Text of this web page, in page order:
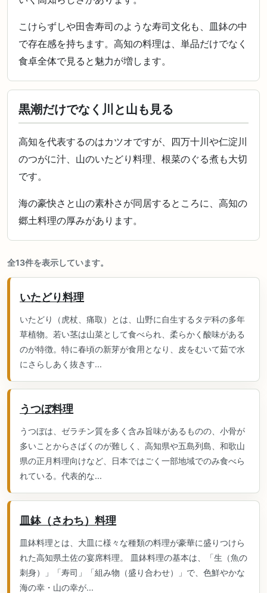
こけらずしや田舎寿司のような寿司文化も、皿鉢の中
で存在感を持ちます。高知の料理は、単品だけでなく
食卓全体で見ると魅力が増します。
黒潮だけでなく川と山も見る
高知を代表するのはカツオですが、四万十川や仁淀川
のつがに汁、山のいたどり料理、根菜のぐる煮も大切
です。
海の豪快さと山の素朴さが同居するところに、高知の
郷土料理の厚みがあります。
全13件を表示しています。
いたどり料理
いたどり（虎杖、痛取）とは、山野に自生するタデ科の多年
草植物。若い茎は山菜として食べられ、柔らかく酸味がある
のが特徴。特に春頃の新芽が食用となり、皮をむいて茹で水
にさらしあく抜きす...
うつぼ料理
うつぼは、ゼラチン質を多く含み旨味があるものの、小骨が
多いことからさばくのが難しく、高知県や五島列島、和歌山
県の正月料理向けなど、日本ではごく一部地域でのみ食べら
れている。代表的な...
皿鉢（さわち）料理
皿鉢料理とは、大皿に様々な種類の料理が豪華に盛りつけら
れた高知県土佐の宴席料理。 皿鉢料理の基本は、「生（魚の
刺身）」「寿司」「組み物（盛り合わせ）」で、色鮮やかな
海の幸・山の幸が...